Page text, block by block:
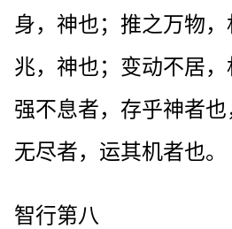
身，神也；推之万物
兆，神也；变动不居
强不息者，存乎神者
无尽者，运其机者也。
智行第八